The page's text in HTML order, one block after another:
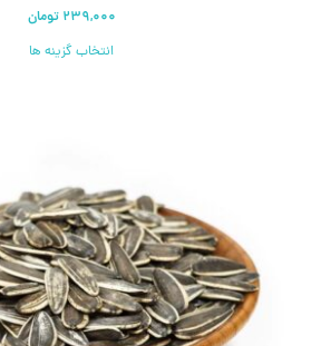
انتخاب گزینه ها